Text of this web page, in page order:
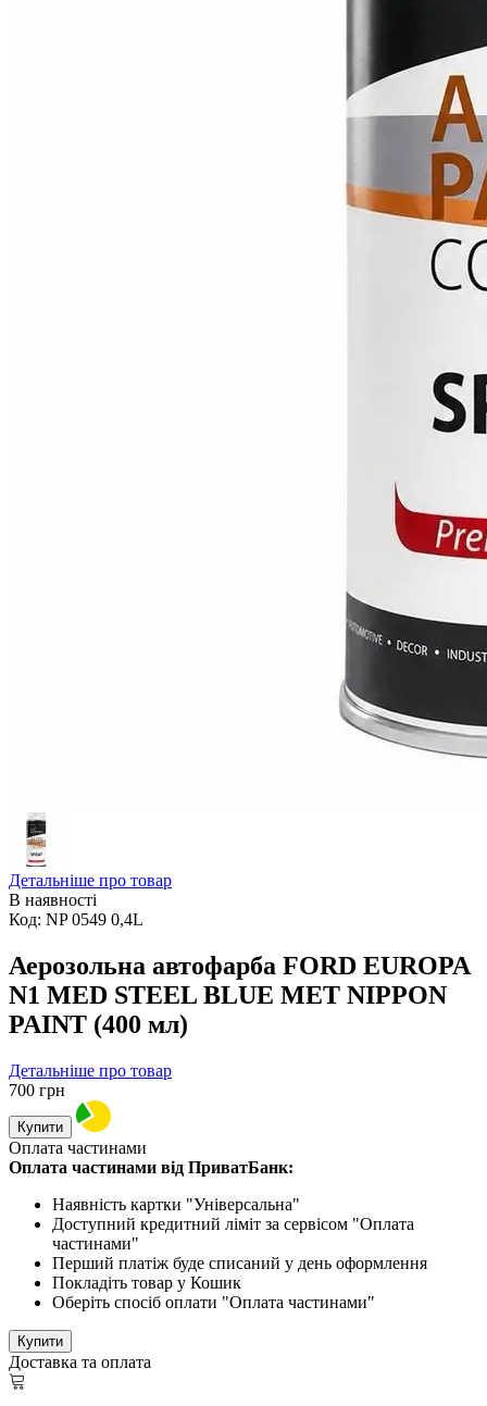
Детальніше про товар
В наявності
Код: NP 0549 0,4L
Аерозольна автофарба FORD EUROPA
N1 MED STEEL BLUE MET NIPPON
PAINT (400 мл)
Детальніше про товар
700 грн
Купити
Оплата частинами
Оплата частинами від ПриватБанк:
Наявність картки "Універсальна"
Доступний кредитний ліміт за сервісом "Оплата
частинами"
Перший платіж буде списаний у день оформлення
Покладіть товар у Кошик
Оберіть спосіб оплати "Оплата частинами"
Купити
Доставка та оплата